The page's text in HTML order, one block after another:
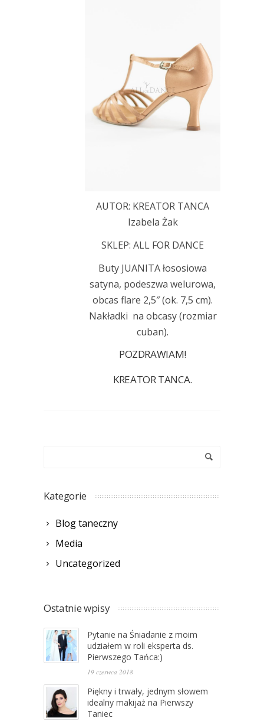
AUTOR: KREATOR TANCA
Izabela Żak
SKLEP: ALL FOR DANCE
Buty JUANITA łososiowa
satyna, podeszwa welurowa,
obcas flare 2,5″ (ok. 7,5 cm).
Nakładki na obcasy (rozmiar
cuban).
POZDRAWIAM!
KREATOR TANCA.
Kategorie
Blog taneczny
Media
Uncategorized
Ostatnie wpisy
Pytanie na Śniadanie z moim
udziałem w roli eksperta ds.
Pierwszego Tańca:)
19 czerwca 2018
Piękny i trwały, jednym słowem
idealny makijaż na Pierwszy
Taniec